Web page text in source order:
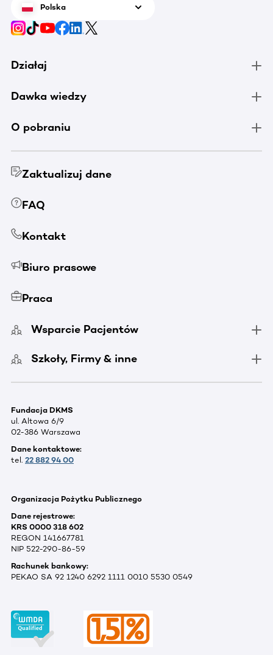
Polska
Działaj
Dawka wiedzy
O pobraniu
Zaktualizuj dane
FAQ
Kontakt
Biuro prasowe
Praca
Wsparcie Pacjentów
Szkoły, Firmy & inne
Fundacja DKMS
ul. Altowa 6/9
02-386 Warszawa
Dane kontaktowe:
tel. 22 882 94 00
Organizacja Pożytku Publicznego
Dane rejestrowe:
KRS 0000 318 602
REGON 141667781
NIP 522-290-86-59
Rachunek bankowy:
PEKAO SA 92 1240 6292 1111 0010 5530 0549